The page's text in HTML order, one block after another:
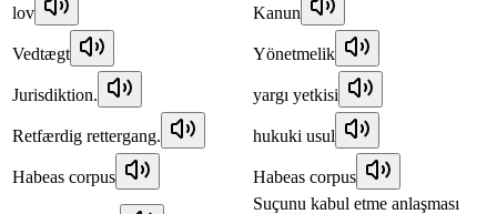
lov Kanun
Vedtægt Yönetmelik
Jurisdiktion. yargı yetkisi
Retfærdig rettergang. hukuki usul
Habeas corpus Habeas corpus
Suçunu kabul etme anlaşması